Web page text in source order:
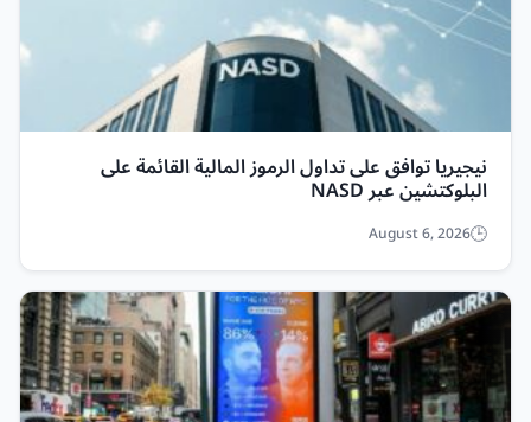
نيجيريا توافق على تداول الرموز المالية القائمة على
البلوكتشين عبر NASD
August 6, 2026